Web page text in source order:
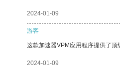
2024-01-09
游客
这款加速器VPM应用程序提供了顶
2024-01-09